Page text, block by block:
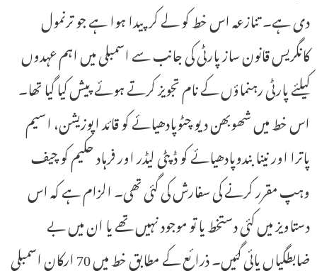
دی ہے۔ تنازعہ اس خط کو لے کر پیدا ہوا ہے جو ترنمول
کانگریس قانون ساز پارٹی کی جانب سے اسمبلی میں اہم عہدوں
کیلئے پارٹی رہنماؤں کے نام تجویز کرتے ہوئے پیش کیا گیا تھا۔
اس خط میں شھوبھن دیو چٹوپادھیائے کو قائد اپوزیشن، اسیم
پاترا اور نینا بندوپادھیائے کو ڈپٹی لیڈر اور فرہاد حکیم کو چیف
وہپ مقرر کرنے کی سفارش کی گئی تھی۔ الزام ہے کہ اس
دستاویز میں کئی دستخط یا تو موجود نہیں تھے یا ان میں بے
ضابطگیاں پائی گئیں۔ ذرائع کے مطابق خط میں 70 ارکانِ اسمبلی